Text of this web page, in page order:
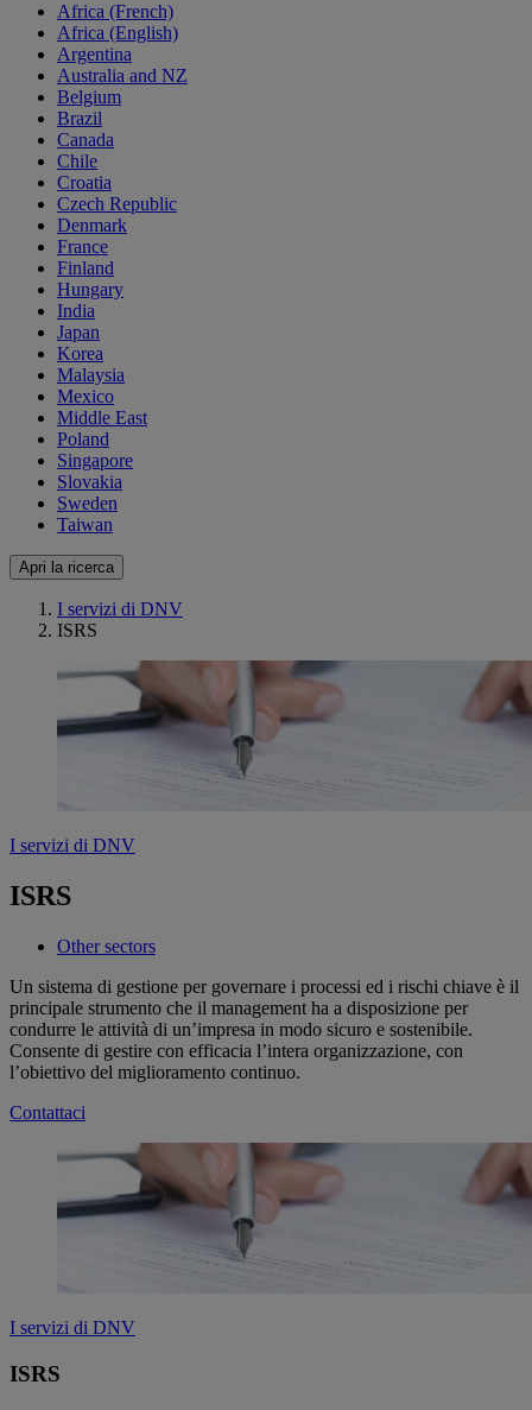
Africa (French)
Africa (English)
Argentina
Australia and NZ
Belgium
Brazil
Canada
Chile
Croatia
Czech Republic
Denmark
France
Finland
Hungary
India
Japan
Korea
Malaysia
Mexico
Middle East
Poland
Singapore
Slovakia
Sweden
Taiwan
Apri la ricerca
I servizi di DNV
ISRS
I servizi di DNV
ISRS
Other sectors
Un sistema di gestione per governare i processi ed i rischi chiave è il
principale strumento che il management ha a disposizione per
condurre le attività di un’impresa in modo sicuro e sostenibile.
Consente di gestire con efficacia l’intera organizzazione, con
l’obiettivo del miglioramento continuo.
Contattaci
I servizi di DNV
ISRS